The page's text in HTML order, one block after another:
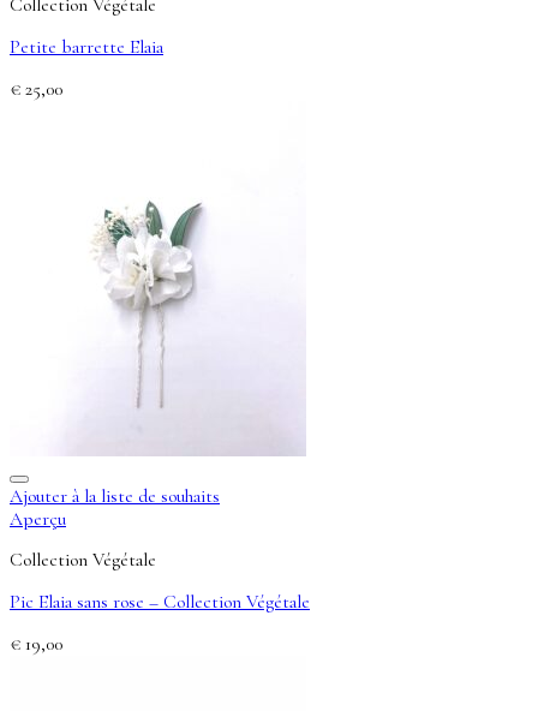
Collection Végétale
Petite barrette Elaia
€ 25,00
Ajouter à la liste de souhaits
Aperçu
Collection Végétale
Pic Elaia sans rose – Collection Végétale
€ 19,00